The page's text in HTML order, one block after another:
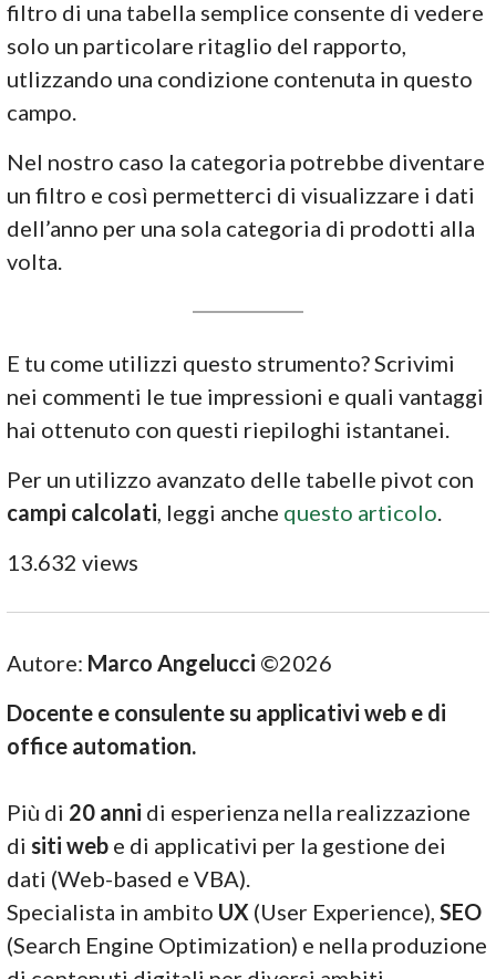
filtro di una tabella semplice consente di vedere
solo un particolare ritaglio del rapporto,
utlizzando una condizione contenuta in questo
campo.
Nel nostro caso la categoria potrebbe diventare
un filtro e così permetterci di visualizzare i dati
dell’anno per una sola categoria di prodotti alla
volta.
E tu come utilizzi questo strumento? Scrivimi
nei commenti le tue impressioni e quali vantaggi
hai ottenuto con questi riepiloghi istantanei.
Per un utilizzo avanzato delle tabelle pivot con
campi calcolati , leggi anche questo articolo
13.632 views
Autore: Marco Angelucci ©2026
Docente e consulente su applicativi web e di
office automation.
Più di 20 anni di esperienza nella realizzazione
di siti web e di applicativi per la gestione dei
dati (Web-based e VBA).
Specialista in ambito UX (User Experience),SEO
(Search Engine Optimization) e nella produzione